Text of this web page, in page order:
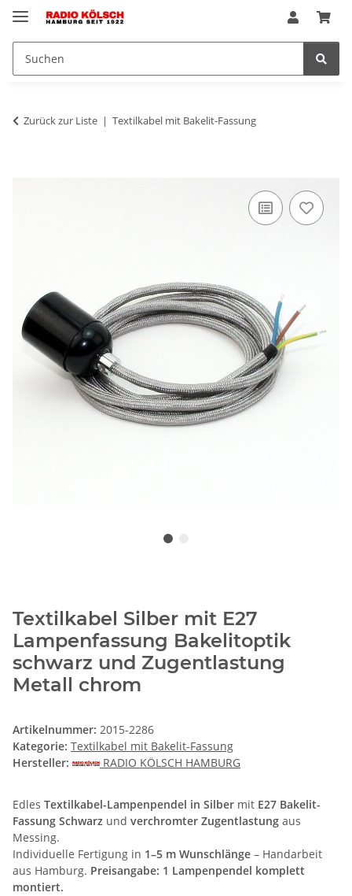
Zurück zur Liste Textilkabel mit Bakelit-Fassung
Textilkabel Silber mit E27
Lampenfassung Bakelitoptik
schwarz und Zugentlastung
Metall chrom
Artikelnummer: 2015-2286
Kategorie: Textilkabel mit Bakelit-Fassung
Hersteller:
RADIO KÖLSCH HAMBURG
Edles Textilkabel-Lampenpendel in Silber mit E27 Bakelit-
Fassung Schwarz und verchromter Zugentlastung aus
Messing.
Individuelle Fertigung in 1–5 m Wunschlänge – Handarbeit
aus Hamburg. Preisangabe: 1 Lampenpendel komplett
montiert.